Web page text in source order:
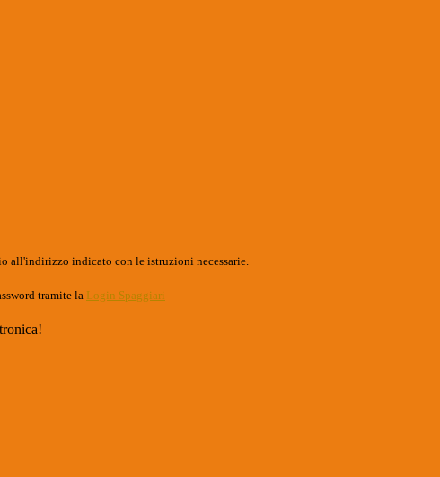
all'indirizzo indicato con le istruzioni necessarie.
tramite la Login Spaggiari